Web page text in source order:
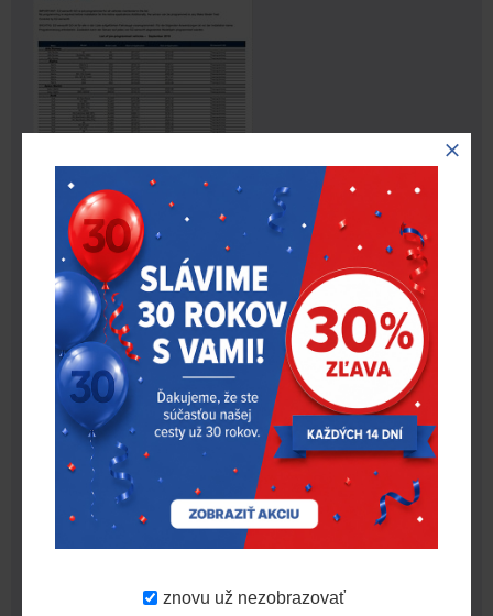
znovu už nezobrazovať
PARAMETRE
Varianta
produktu
EZ-sensor 1210 GO1 – gumový
ventil
NA STIAHNUTIE